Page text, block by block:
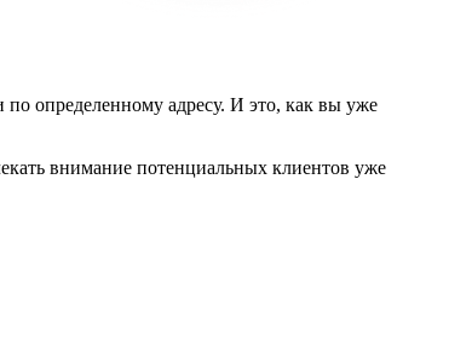
определенному адресу. И это, как вы уже
внимание потенциальных клиентов уже